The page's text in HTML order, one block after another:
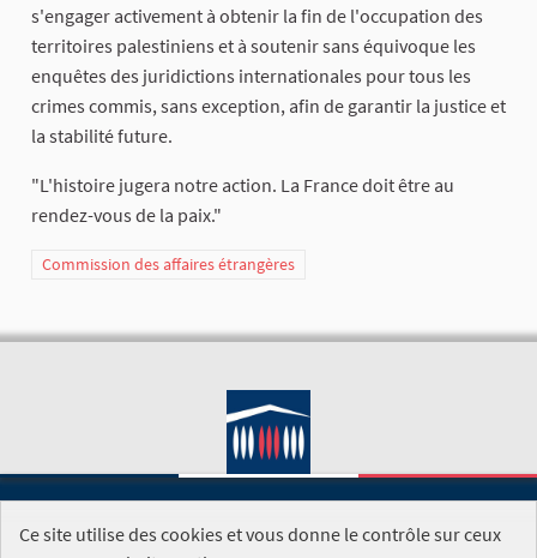
s'engager activement à obtenir la fin de l'occupation des
territoires palestiniens et à soutenir sans équivoque les
enquêtes des juridictions internationales pour tous les
crimes commis, sans exception, afin de garantir la justice et
la stabilité future.
"L'histoire jugera notre action. La France doit être au
rendez-vous de la paix."
Commission des affaires étrangères
SITE DE L'ASSEMBLÉE NATIONALE
Ce site utilise des cookies et vous donne le contrôle sur ceux